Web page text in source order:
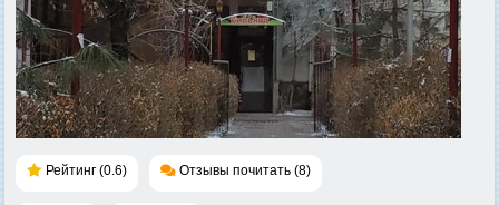
Рейтинг (0.6) Отзывы почитать (8)